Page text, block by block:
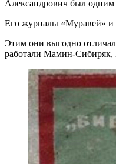
Александрович был одним
Его журналы «Муравей» и
Этим они выгодно
работали Мамин-